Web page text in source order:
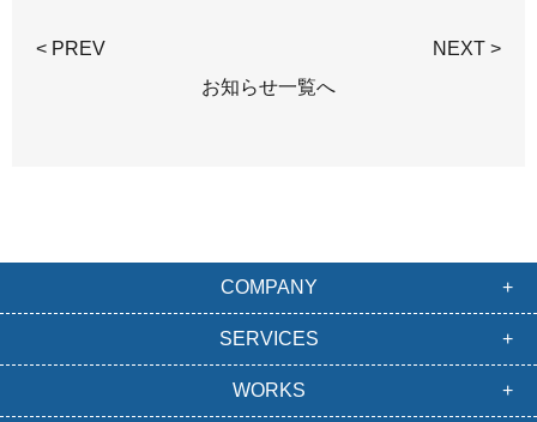
< PREV
NEXT >
お知らせ一覧へ
COMPANY
SERVICES
WORKS